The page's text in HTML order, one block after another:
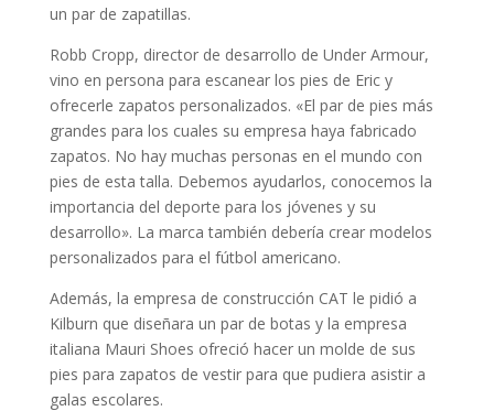
un par de zapatillas.
Robb Cropp, director de desarrollo de Under Armour,
vino en persona para escanear los pies de Eric y
ofrecerle zapatos personalizados. «El par de pies más
grandes para los cuales su empresa haya fabricado
zapatos. No hay muchas personas en el mundo con
pies de esta talla. Debemos ayudarlos, conocemos la
importancia del deporte para los jóvenes y su
desarrollo». La marca también debería crear modelos
personalizados para el fútbol americano.
Además, la empresa de construcción CAT le pidió a
Kilburn que diseñara un par de botas y la empresa
italiana Mauri Shoes ofreció hacer un molde de sus
pies para zapatos de vestir para que pudiera asistir a
galas escolares.